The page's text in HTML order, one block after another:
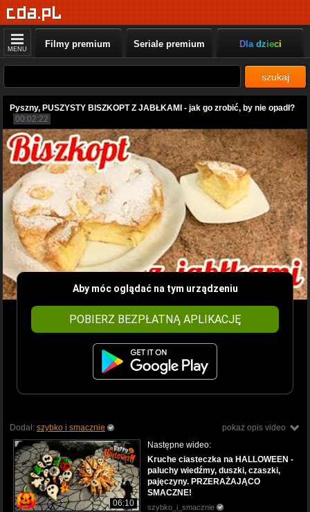
MENU Filmy premium Seriale premium Dla dzieci
szukaj
Pyszny, PUSZYSTY BISZKOPT Z JABŁKAMI - jak go zrobić, by nie opadł?
00:02:22
Aby móc oglądać na tym urządzeniu
POBIERZ BEZPŁATNĄ APLIKACJĘ
pokaż opis video
Dodał: szybko i smacznie
06:10
Następne wideo:
Kruche ciasteczka na HALLOWEEN -
paluchy wiedźmy, duszki, czaszki,
pajęczyny. PRZERAŻAJĄCO
SMACZNE!
szybko_i_smacznie